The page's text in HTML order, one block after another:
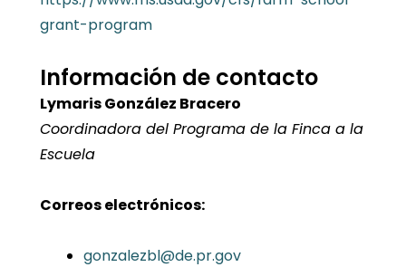
grant-program
Información de contacto
Lymaris González Bracero
Coordinadora del Programa de la Finca a la
Escuela
Correos electrónicos:
gonzalezbl@de.pr.gov